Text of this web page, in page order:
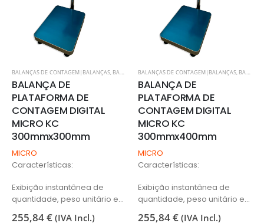
BALANÇAS DE CONTAGEM|BALANÇAS BALANÇAS DE PLATAFORMA DIGITAL ,
BALANÇA DE
PLATAFORMA DE
CONTAGEM DIGITAL
MICRO KC
300mmx300mm
MICRO
Características:
Exibição instantânea de
quantidade, peso unitário e
255,84€ (IVA Incl.)
BALANÇAS DE CONTAGEM|BALANÇAS BALANÇAS DE PLATAFORMA DIGITAL
BALANÇA DE
PLATAFORMA DE
CONTAGEM DIGITAL
MICRO KC
300mmx400mm
MICRO
Características:
Exibição instantânea de
quantidade, peso unitário e
255,84€ (IVA Incl.)